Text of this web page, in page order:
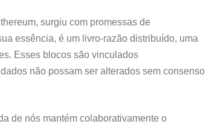
surgiu com promessas de
essência, é um livro-razão distribuído, uma
Esses blocos são vinculados
não possam ser alterados sem consenso
de nós mantém colaborativamente o